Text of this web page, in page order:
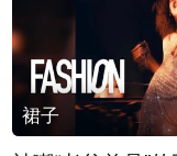
裙子